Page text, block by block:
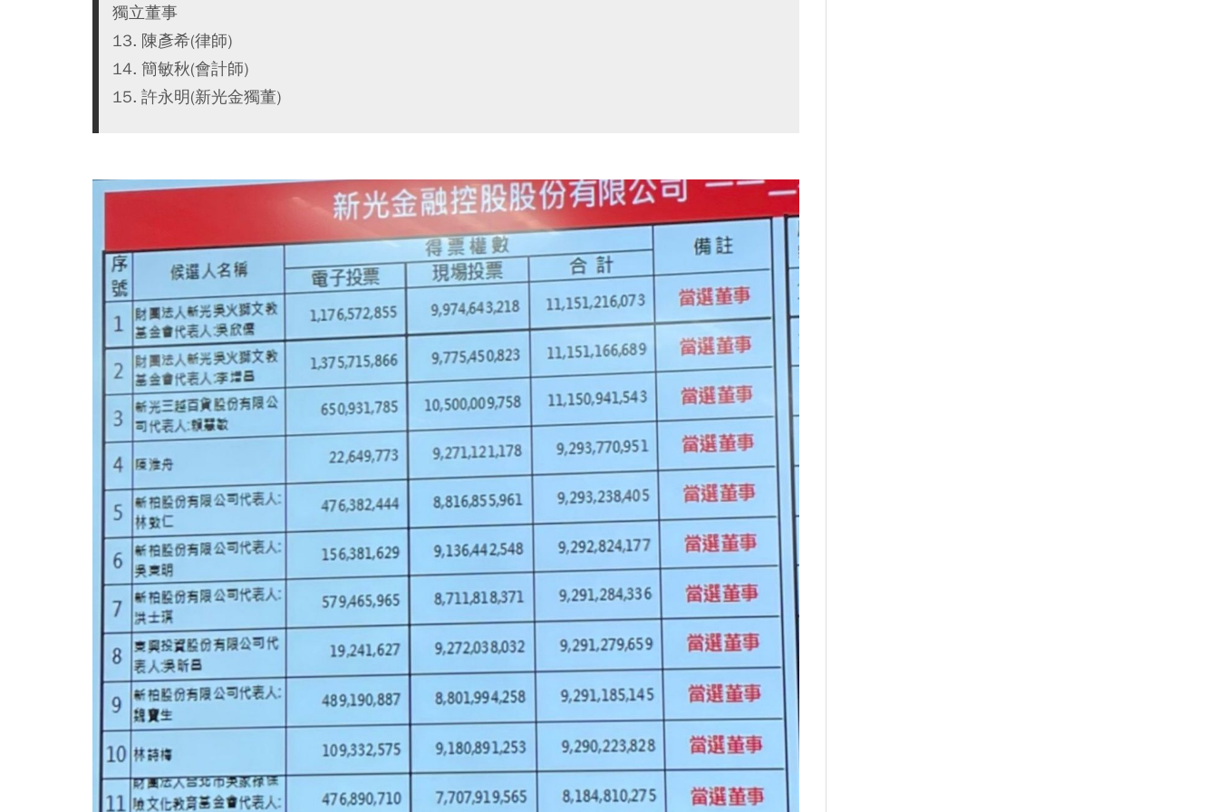
獨立董事
13. 陳彥希(律師)
14. 簡敏秋(會計師)
15. 許永明(新光金獨董)